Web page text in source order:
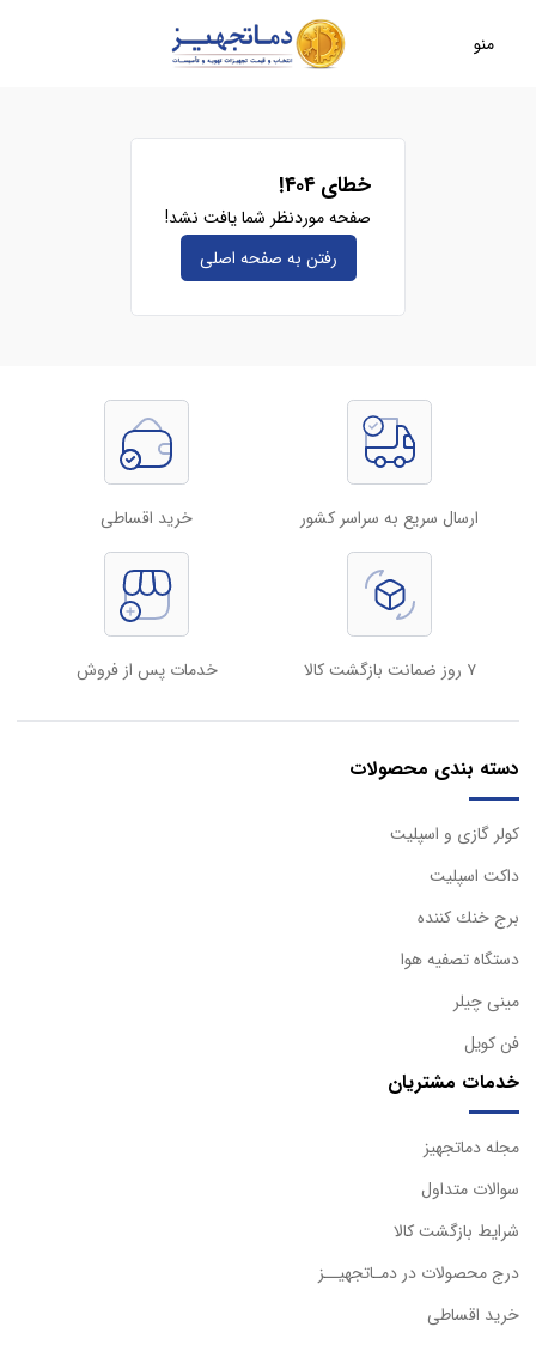
منو
خطای ۴۰۴!
صفحه موردنظر شما یافت نشد!
رفتن به صفحه‌ اصلی
ارسال سریع به سراسر کشور خرید اقساطی
۷ روز ضمانت بازگشت کالا خدمات پس از فروش
دسته بندی محصولات
كولر گازی و اسپليت
داكت اسپليت
برج خنك كننده
دستگاه تصفيه هوا
مینی چیلر
فن کویل
خدمات مشتریان
مجله دماتجهیز
سوالات متداول
شرایط بازگشت کالا
درج محصولات در دمـاتجهیــز
خرید اقساطی